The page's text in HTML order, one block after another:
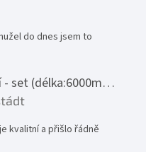
z 5 hvězdiček.
do dnes jsem to
Nerezové zábradlí - set (délka:6000mm x výška:1000mm)
z 5 hvězdiček.
kvalitní a přišlo řádně